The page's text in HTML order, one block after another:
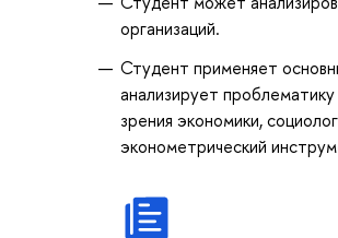
организаций.
Студент применяет
анализирует
зрения экономики,
эконометрический